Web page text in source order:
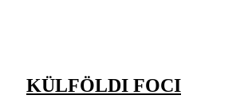
KÜLFÖLDI FOCI